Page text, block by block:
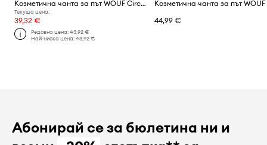
Козметична чанта за път WOUF Circus 20 x 13 x 9.5 cm
Текуща цена:
39,32 €
Редовна цена:43,92 €
Най-ниска цена:43,92 €
44,99 €
Абонирай се за бюлетина ни и